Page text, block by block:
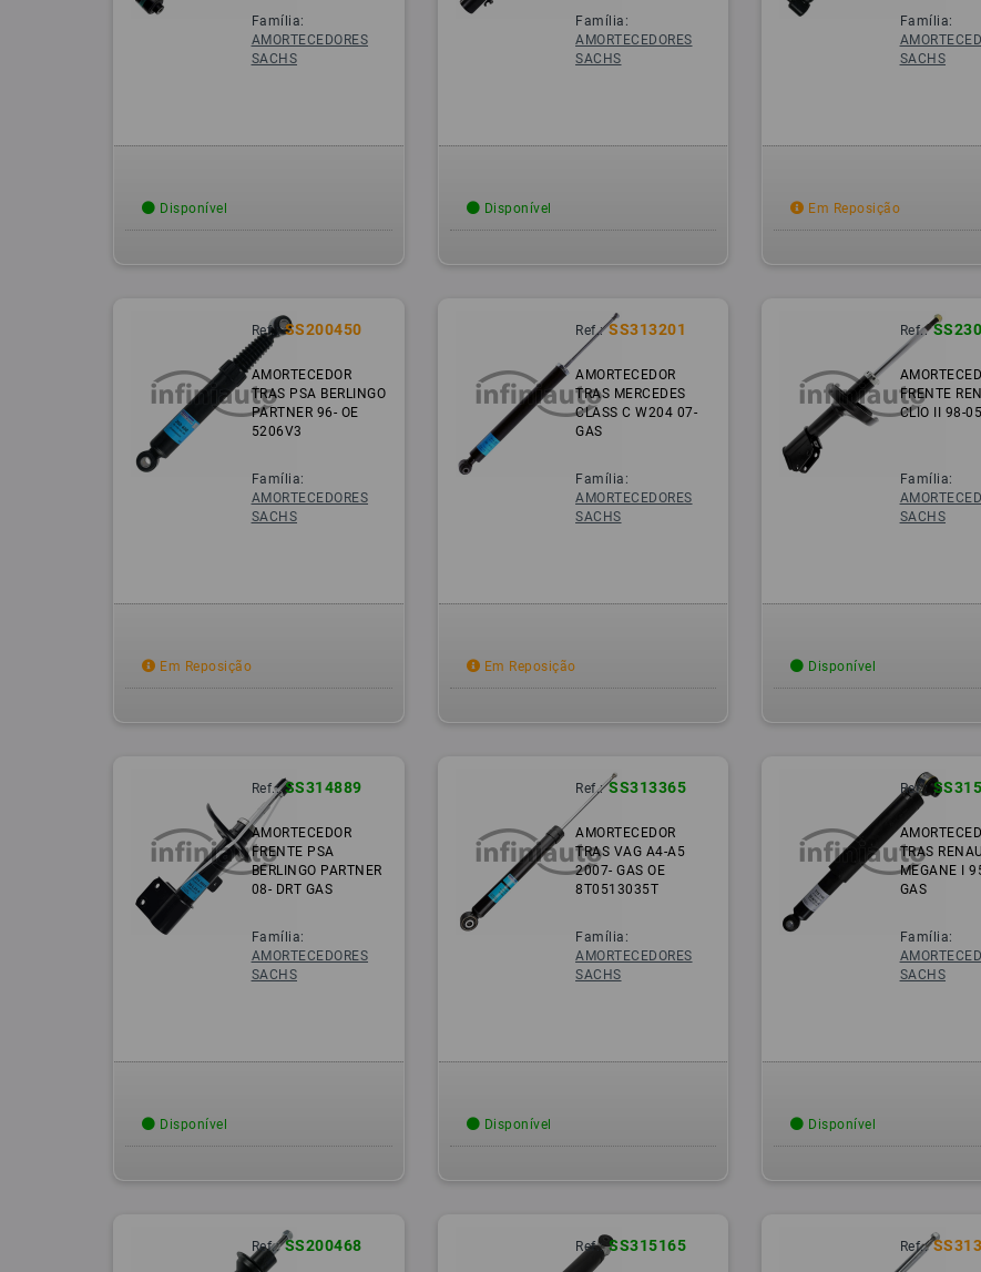
Família:
AMORTECEDORES
SACHS
Disponível
Família:
AMORTECEDORES
SACHS
Disponível
Família:
SACHS
Em Reposição
Ref.: SS200450
AMORTECEDOR
TRAS PSA BERLINGO
PARTNER 96- OE
5206V3
Família:
AMORTECEDORES
SACHS
Em Reposição
Ref.: SS313201
AMORTECEDOR
TRAS MERCEDES
CLASS C W204 07-
GAS
Família:
AMORTECEDORES
SACHS
Em Reposição
Ref.:
FRENTE
CLIO II 98-
Família:
SACHS
Disponível
Ref.: SS314889
AMORTECEDOR
FRENTE PSA
BERLINGO PARTNER
08- DRT GAS
Família:
AMORTECEDORES
SACHS
Disponível
Ref.: SS313365
AMORTECEDOR
TRAS VAG A4-A5
2007- GAS OE
8T0513035T
Família:
AMORTECEDORES
SACHS
Disponível
Ref.:
TRAS
MEGANE I
GAS
Família:
SACHS
Disponível
Ref.: SS200468 Ref.: SS315165 Ref.: